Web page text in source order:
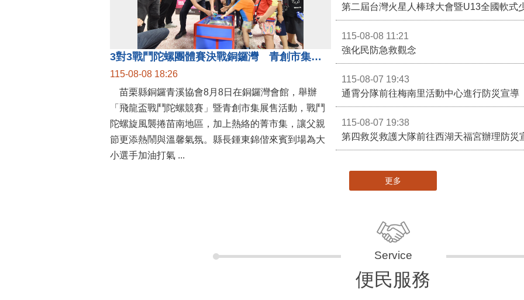
3對3戰鬥陀螺團體賽決戰銅鑼灣 青創市集展售為父親節增添繽紛
115-08-08 18:26
苗栗縣銅鑼青溪協會8月8日在銅鑼灣會館，舉辦
「飛龍盃戰鬥陀螺競賽」暨青創市集展售活動，戰鬥
陀螺旋風襲捲苗南地區，加上熱絡的菁市集，讓父親
節更添熱鬧與溫馨氣氛。縣長鍾東錦偕來賓到場為大
第二屆台灣火星人棒球大會暨U13全國軟式
115-08-08 11:21
強化民防急救觀念
115-08-07 19:43
通霄分隊前往梅南里活動中心進行防災宣導
115-08-07 19:38
第四救災救護大隊前往西湖天福宮辦理防災
更多
便民服務